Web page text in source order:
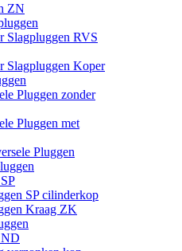
ZN
Slagpluggen RVS
Slagpluggen Koper
Pluggen zonder
Pluggen met
Pluggen
SP cilinderkop
Kraag ZK
ND